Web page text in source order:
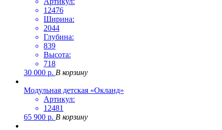
12476
Ширина:
2044
Глубина:
839
Высота:
718
30 000 р. В корзину
Модульная детская «Окланд»
Артикул:
12481
65 900 р. В корзину